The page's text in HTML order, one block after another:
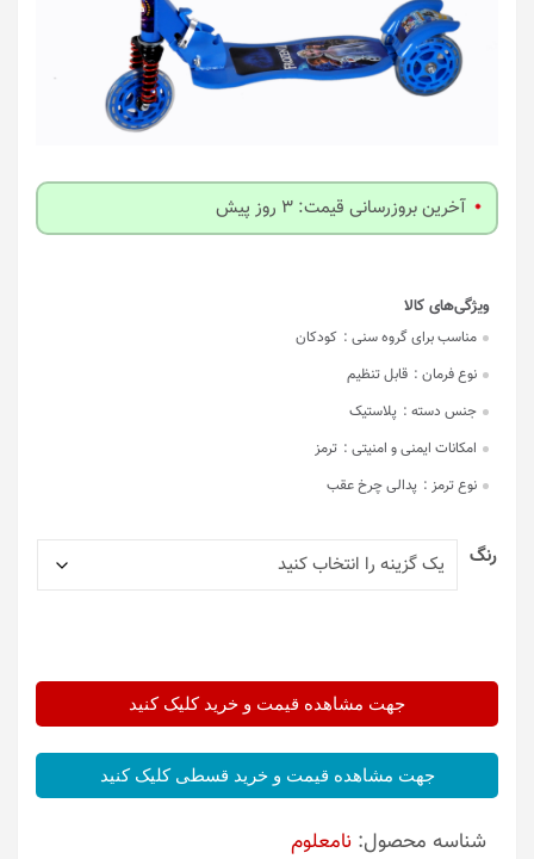
آخرین بروزرسانی قیمت: 3 روز پیش
مناسب برای گروه سنی : کودکان
نوع فرمان : قابل تنظیم
جنس دسته : پلاستیک
امکانات ایمنی و امنیتی : ترمز
نوع ترمز : پدالی چرخ عقب
رنگ
جهت مشاهده قیمت و خرید کلیک کنید
جهت مشاهده قیمت و خرید قسطی کلیک کنید
شناسه محصول: نامعلوم